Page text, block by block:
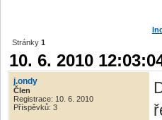
Stránky 1
10. 6. 2010
j.ondy
Člen
Registrace: 10. 6. 2010
Příspěvků: 3